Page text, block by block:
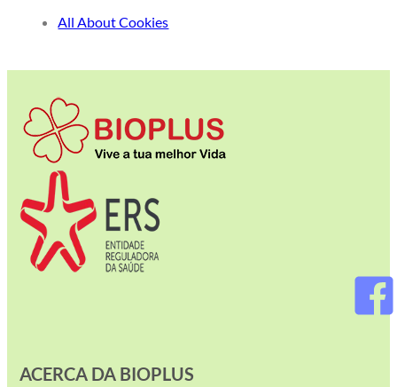
All About Cookies
ACERCA DA BIOPLUS